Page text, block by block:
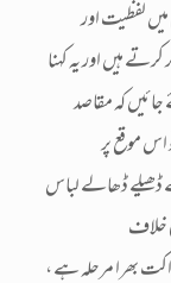
لفظیت اور
ہیں اور یہ کہنا
کہ مقاصد
موقع پر
ڈھیلے ڈھالے لباس
خلاف
بھرا مرحلہ ہے ،